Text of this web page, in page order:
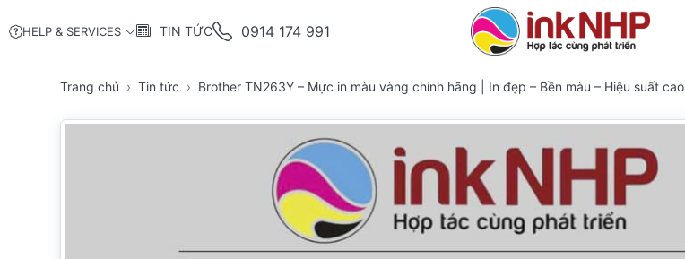
HELP & SERVICES TIN TỨC 0914 174 991
Trang chủ Tin tức Brother TN263Y – Mực in màu vàng chính hãng | In đẹp – Bền màu – Hiệu suất cao